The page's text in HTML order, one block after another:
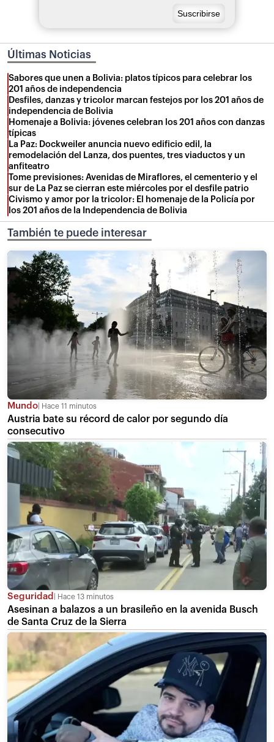
Últimas Noticias
Sabores que unen a Bolivia: platos típicos para celebrar los
201 años de independencia
Desfiles, danzas y tricolor marcan festejos por los 201 años de
independencia de Bolivia
Homenaje a Bolivia: jóvenes celebran los 201 años con danzas
típicas
La Paz: Dockweiler anuncia nuevo edificio edil, la
remodelación del Lanza, dos puentes, tres viaductos y un
anfiteatro
Tome previsiones: Avenidas de Miraflores, el cementerio y el
sur de La Paz se cierran este miércoles por el desfile patrio
Civismo y amor por la tricolor: El homenaje de la Policía por
los 201 años de la Independencia de Bolivia
También te puede interesar
Mundo Hace 11 minutos
Austria bate su récord de calor por segundo día
consecutivo
Seguridad Hace 13 minutos
Asesinan a balazos a un brasileño en la avenida Busch
de Santa Cruz de la Sierra